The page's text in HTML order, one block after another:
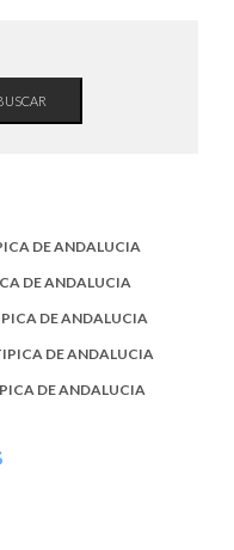
DE ANDALUCIA
DE ANDALUCIA
DE ANDALUCIA
DE ANDALUCIA
DE ANDALUCIA